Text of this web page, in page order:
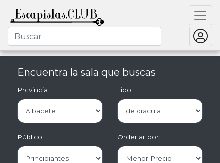
Encuentra la sala que buscas
Provincia Tipo
Público: Ordenar por: